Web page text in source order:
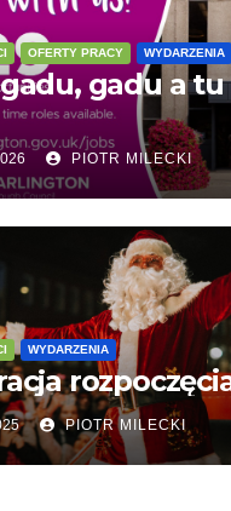
OFERTY PRACY WYDARZENIA
gadu a tu
PIOTR MILECKI
WYDARZENIA
PIOTR MILECKI